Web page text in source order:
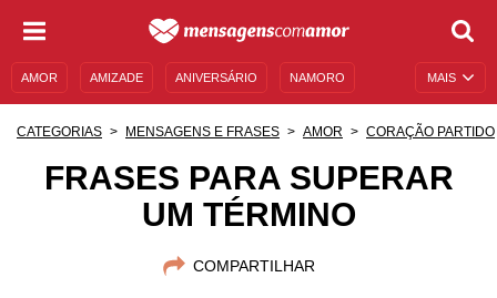
MAIS
AMOR AMIZADE ANIVERSÁRIO NAMORO
MENSAGENS E FRASES MENSAGENS DE ANIVERSÁRIO
CATEGORIAS MENSAGENS E FRASES AMOR CORAÇÃO PARTIDO
FRASES PARA SUPERAR
UM TÉRMINO
COMPARTILHAR